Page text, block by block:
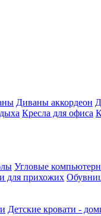
Диваны аккордеон
Кресла для офиса
Угловые
для прихожих
Детские кровати -